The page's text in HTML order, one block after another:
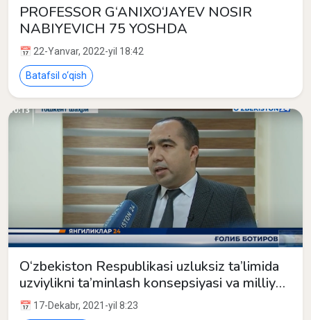
PROFESSOR G‘ANIXO‘JAYEV NOSIR
NABIYEVICH 75 YOSHDA
📅 22-Yanvar, 2022-yil 18:42
Batafsil o‘qish
O‘zbekiston Respublikasi uzluksiz ta’limida
uzviylikni ta’minlash konsepsiyasi va milliy
o‘quv dasturlari taqdimoti
📅 17-Dekabr, 2021-yil 8:23